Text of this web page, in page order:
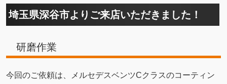
埼玉県深谷市よりご来店いただきました！
研磨作業
今回のご依頼は、メルセデスベンツCクラスのコーティン